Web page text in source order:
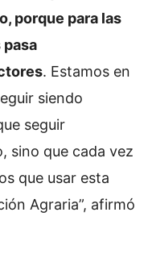
porque para las
pasa
. Estamos en
siendo
seguir
sino que cada vez
que usar esta
Agraria”, afirmó